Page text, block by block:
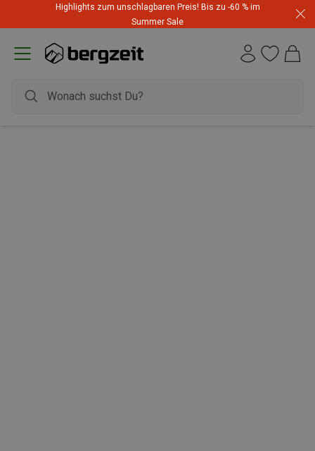
Highlights zum unschlagbaren Preis! Bis zu -60 % im
Summer Sale